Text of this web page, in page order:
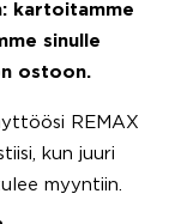
kartoitamme
sinulle
ostoon.
REMAX
kun juuri
myyntiin.